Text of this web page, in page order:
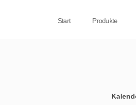
Start Produkte